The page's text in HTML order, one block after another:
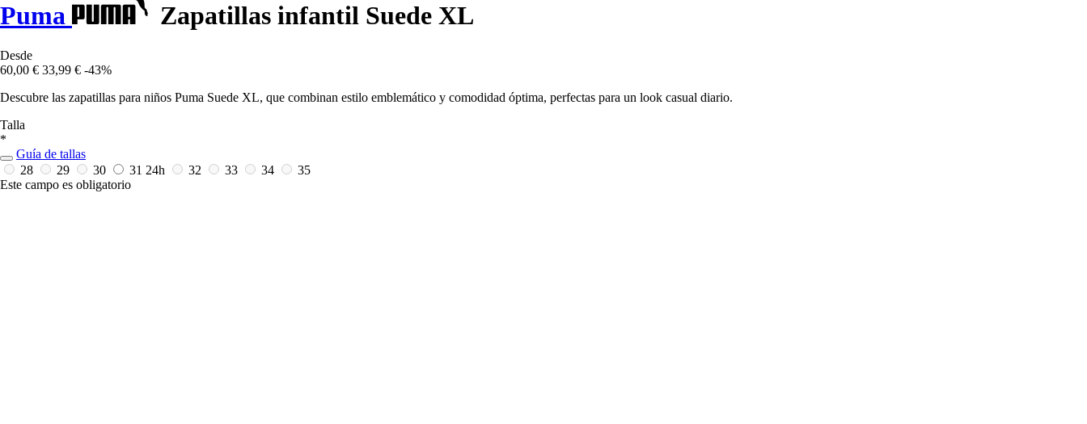
Puma Zapatillas infantil Suede XL
Desde
60,00 € 33,99 € -43%
Descubre las zapatillas para niños Puma Suede XL, que combinan estilo emblemático y comodidad óptima, perfectas para un look casual diario.
Talla
*
Guía de tallas
28
29 30 31 24h 32 33 34
35
Este campo es obligatorio